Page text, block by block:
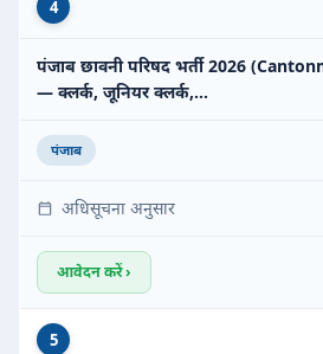
4
पंजाब छावनी परिषद भर्ती 2026
— क्लर्क, जूनियर क्लर्क,…
पंजाब
अधिसूचना अनुसार
आवेदन करें ›
5